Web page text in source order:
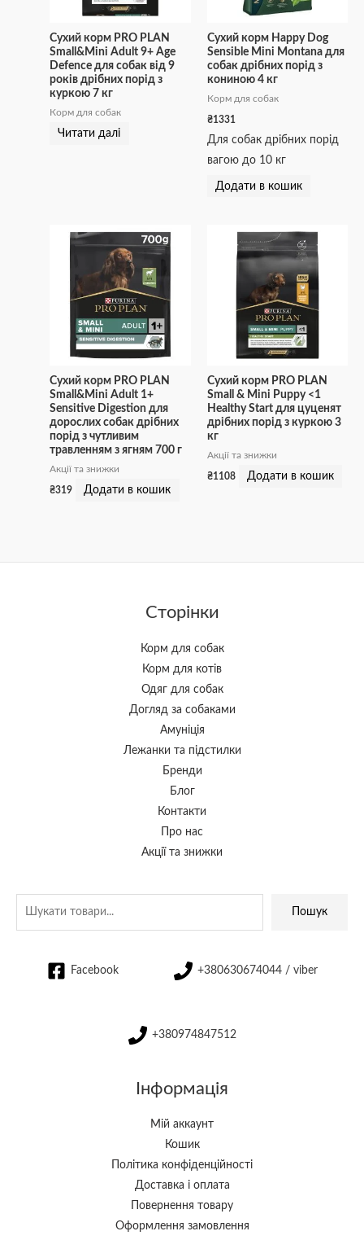
Сухий корм PRO PLAN
Small&Mini Adult 9+ Age
Defence для собак від 9
років дрібних порід з
куркою 7 кг
Корм для собак
Читати далі
Сухий корм Happy Dog
Sensible Mini Montana для
собак дрібних порід з
кониною 4 кг
Корм для собак
₴1331
Для собак дрібних порід
вагою до 10 кг
Додати в кошик
Сухий корм PRO PLAN
Small&Mini Adult 1+
Sensitive Digestion для
дорослих собак дрібних
порід з чутливим
травленням з ягням 700 г
Акції та знижки
₴319 Додати в кошик
Сухий корм PRO PLAN
Small & Mini Puppy <1
Healthy Start для цуценят
дрібних порід з куркою 3
кг
Акції та знижки
₴1108 Додати в кошик
Сторінки
Корм для собак
Корм для котів
Одяг для собак
Догляд за собаками
Амуніція
Лежанки та підстилки
Бренди
Блог
Контакти
Про нас
Акції та знижки
Пошук
Facebook +380630674044 / viber
+380974847512
Інформація
Мій аккаунт
Кошик
Політика конфіденційності
Доставка і оплата
Повернення товару
Оформлення замовлення